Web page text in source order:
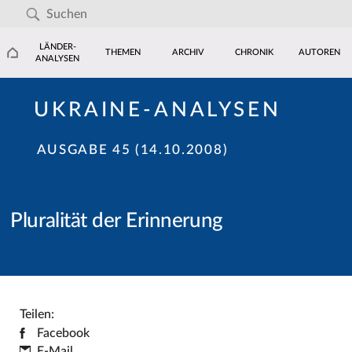
LÄNDER-
ANALYSEN
THEMEN ARCHIV CHRONIK AUTOREN
UKRAINE-ANALYSEN
AUSGABE 45 (14.10.2008)
Pluralität der Erinnerung
Teilen:
Facebook